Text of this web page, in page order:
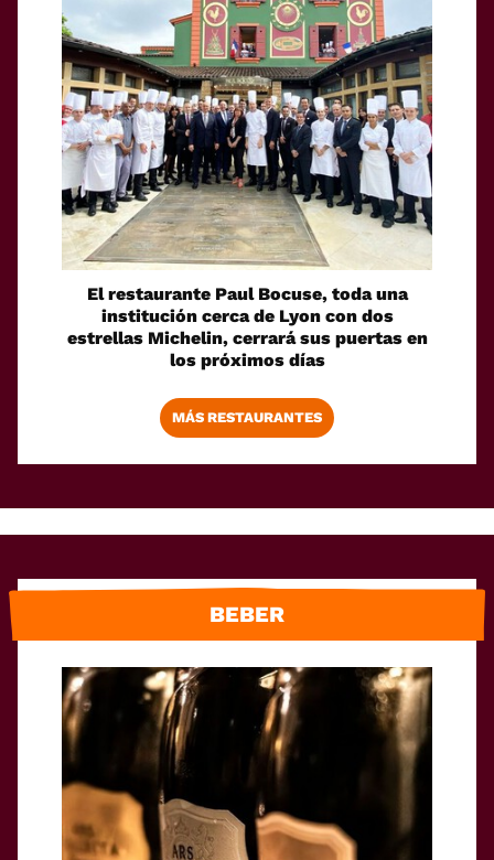
El restaurante Paul Bocuse, toda una
institución cerca de Lyon con dos
estrellas Michelin, cerrará sus puertas en
los próximos días
MÁS RESTAURANTES
BEBER